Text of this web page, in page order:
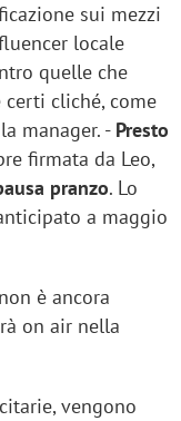
sui mezzi
locale
quelle che
cliché, come
manager. - Presto
firmata da Leo,
pranzo. Lo
a maggio
è ancora
on air nella
vengono